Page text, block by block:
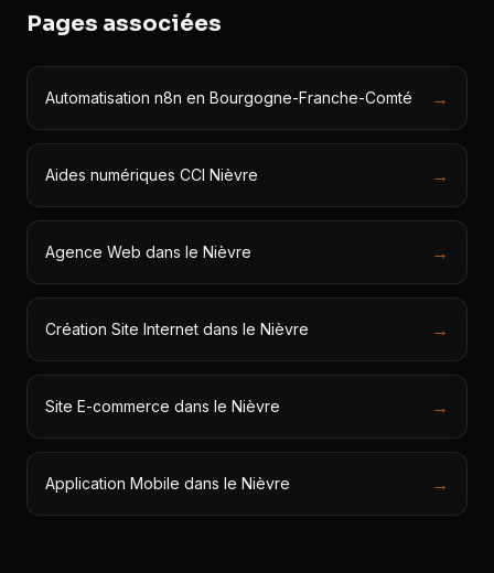
Pages associées
Automatisation n8n en Bourgogne-Franche-Comté →
Aides numériques CCI Nièvre →
Agence Web dans le Nièvre →
Création Site Internet dans le Nièvre →
Site E-commerce dans le Nièvre →
Application Mobile dans le Nièvre →